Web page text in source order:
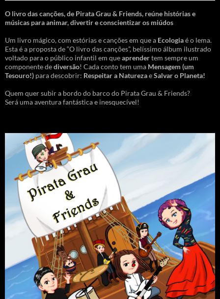
O livro das canções,de Pirata Grau & Friends, reúne histórias e
músicas para animar, divertir e conscientizar os miúdos
Um livro mágico, com estórias e canções em que a Ecologiaé o lema.
Esta é a proposta de “O livro das canções”, belíssimo álbum ilustrado
voltado para o público infantil em queaprendertem sempre um
componente dediversão! Cada conto tem uma Mensagem (um
Tesouro!) para descobrir: Respeitar a NaturezaeSalvar o Planeta!
Quem quer subir a bordo do barco do Pirata Grau & Friends?
Será uma aventura fantástica e inesquecível!